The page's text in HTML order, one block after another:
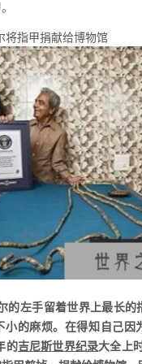
指甲捐献给博物馆
左手留着世界上最长的
小的麻烦。在得知自己因
的吉尼斯世界纪录大全上